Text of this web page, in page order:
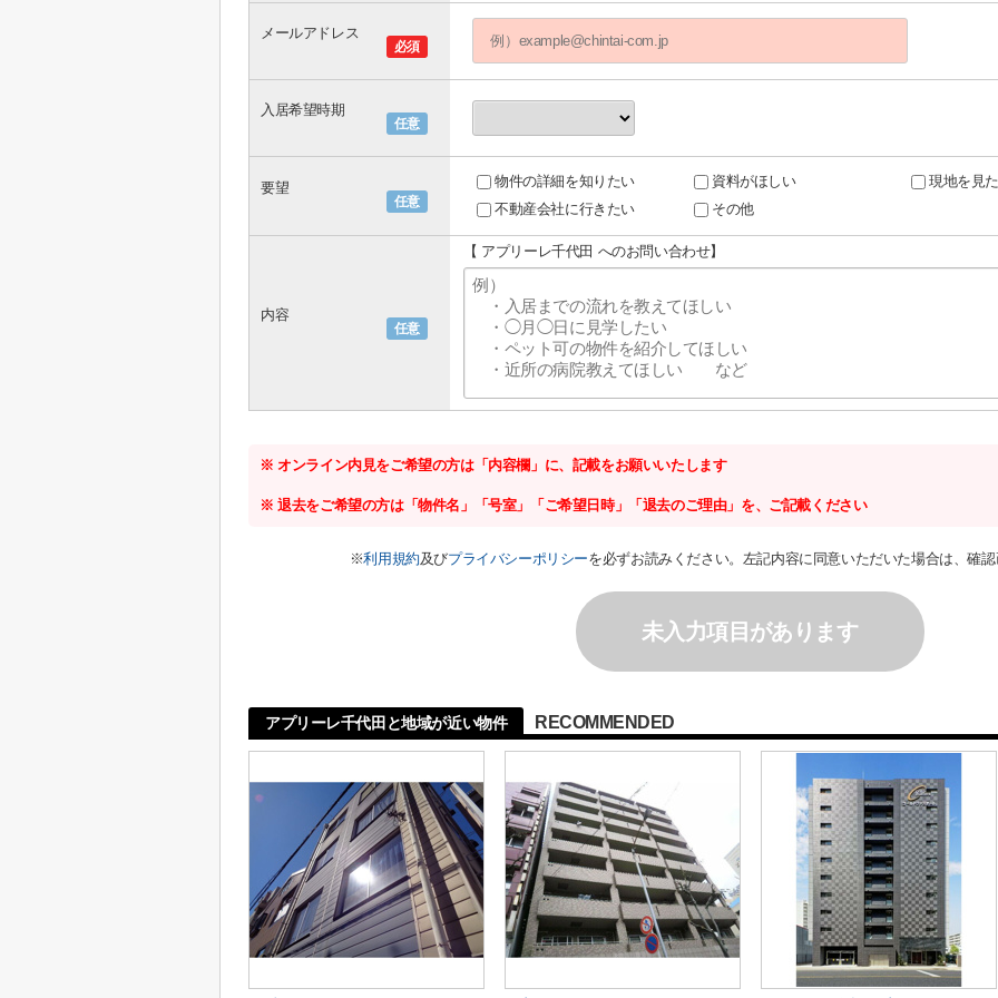
必須
メールアドレス
任意
入居希望時期
任意
要望 物件の詳細を知りたい 資料がほしい
現地を見
不動産会社に行きたい
その他
任意
内容
【 アプリーレ千代田 へのお問い合わせ】
※ オンライン内見をご希望の方は「内容欄」に、記載をお願いいたします
※ 退去をご希望の方は「物件名」「号室」「ご希望日時」「退去のご理由」を、ご記載ください
※利用規約及びプライバシーポリシーを必ずお読みください。左記内容に同意いただいた場合は、確
未入力項目があります
アプリーレ千代田と地域が近い物件 RECOMMENDED